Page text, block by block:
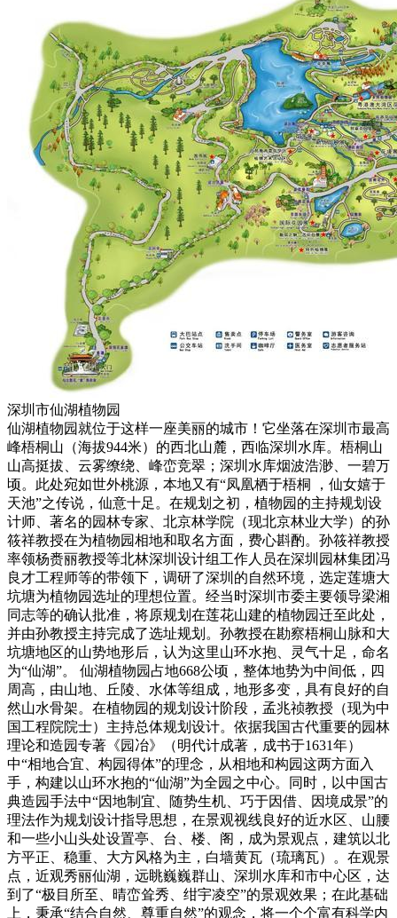
深圳市仙湖植物园
仙湖植物园就位于这样一座美丽的城市！它坐落在深圳市最高
峰梧桐山（海拔944米）的西北山麓，西临深圳水库。梧桐山
山高挺拔、云雾缭绕、峰峦竞翠；深圳水库烟波浩渺、一碧万
顷。此处宛如世外桃源，本地又有“凤凰栖于梧桐 ，仙女嬉于
天池”之传说，仙意十足。在规划之初，植物园的主持规划设
计师、著名的园林专家、北京林学院（现北京林业大学）的孙
筱祥教授在为植物园相地和取名方面，费心斟酌。孙筱祥教授
率领杨赉丽教授等北林深圳设计组工作人员在深圳园林集团冯
良才工程师等的带领下，调研了深圳的自然环境，选定莲塘大
坑塘为植物园选址的理想位置。经当时深圳市委主要领导梁湘
同志等的确认批准，将原规划在莲花山建的植物园迁至此处，
并由孙教授主持完成了选址规划。孙教授在勘察梧桐山脉和大
坑塘地区的山势地形后，认为这里山环水抱、灵气十足，命名
为“仙湖”。 仙湖植物园占地668公顷，整体地势为中间低，四
周高，由山地、丘陵、水体等组成，地形多变，具有良好的自
然山水骨架。在植物园的规划设计阶段，孟兆祯教授（现为中
国工程院院士）主持总体规划设计。依据我国古代重要的园林
理论和造园专著《园冶》（明代计成著，成书于1631年）
中“相地合宜、构园得体”的理念，从相地和构园这两方面入
手，构建以山环水抱的“仙湖”为全园之中心。同时，以中国古
典造园手法中“因地制宜、随势生机、巧于因借、因境成景”的
理法作为规划设计指导思想，在景观视线良好的近水区、山腰
和一些小山头处设置亭、台、楼、阁，成为景观点，建筑以北
方平正、稳重、大方风格为主，白墙黄瓦（琉璃瓦）。在观景
点，近观秀丽仙湖，远眺巍巍群山、深圳水库和市中心区，达
到了“极目所至、晴峦耸秀、绀宇凌空”的景观效果；在此基础
上，秉承“结合自然、尊重自然”的观念，将一个个富有科学内